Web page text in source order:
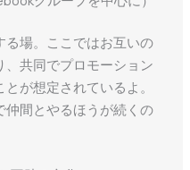
場。ここではお互いの
共同でプロモーション
が想定されているよ。
間とやるほうが続くの